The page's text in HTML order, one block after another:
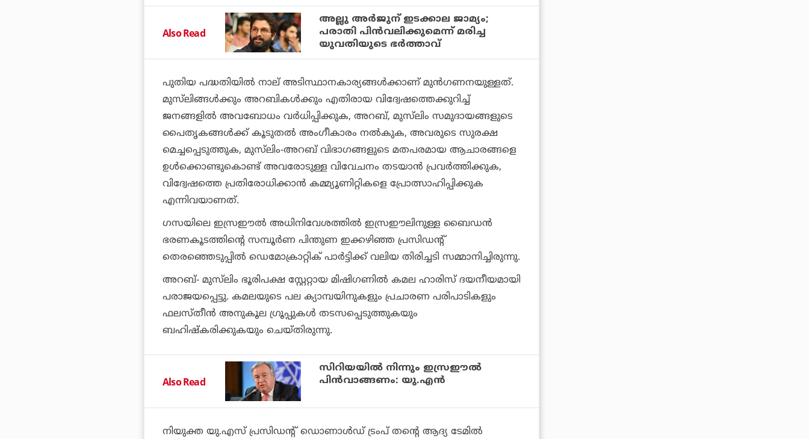
Also Read
അല്ലു അർജുന് ഇടക്കാല ജാമ്യം;
പരാതി പിൻവലിക്കുമെന്ന് മരിച്ച
യുവതിയുടെ ഭർത്താവ്
പുതിയ പദ്ധതിയില്‍ നാല് അടിസ്ഥാനകാര്യങ്ങള്‍ക്കാണ് മുന്‍ഗണനയുള്ളത്.
മുസ്‌ലിങ്ങള്‍ക്കും അറബികള്‍ക്കും എതിരായ വിദ്വേഷത്തെക്കുറിച്ച്
ജനങ്ങളില്‍ അവബോധം വര്‍ധിപ്പിക്കുക, അറബ്, മുസ്‌ലിം സമുദായങ്ങളുടെ
പൈതൃകങ്ങള്‍ക്ക് കൂടുതല്‍ അംഗീകാരം നല്‍കുക, അവരുടെ സുരക്ഷ
മെച്ചപ്പെടുത്തുക, മുസ്‌ലിം-അറബ് വിഭാഗങ്ങളുടെ മതപരമായ ആചാരങ്ങളെ
ഉള്‍ക്കൊണ്ടുകൊണ്ട് അവരോടുള്ള വിവേചനം തടയാന്‍ പ്രവര്‍ത്തിക്കുക,
വിദ്വേഷത്തെ പ്രതിരോധിക്കാന്‍ കമ്മ്യൂണിറ്റികളെ പ്രോത്സാഹിപ്പിക്കുക
എന്നിവയാണത്.
ഗസയിലെ ഇസ്രഈല്‍ അധിനിവേശത്തില്‍ ഇസ്രഈലിനുള്ള ബൈഡന്‍
ഭരണകൂടത്തിന്റെ സമ്പൂര്‍ണ പിന്തുണ ഇക്കഴിഞ്ഞ പ്രസിഡന്റ്
തെരഞ്ഞെടുപ്പില്‍ ഡെമോക്രാറ്റിക് പാര്‍ട്ടിക്ക് വലിയ തിരിച്ചടി സമ്മാനിച്ചിരുന്നു.
അറബ്- മുസ്‌ലിം ഭൂരിപക്ഷ സ്റ്റേറ്റായ മിഷിഗണില്‍ കമല ഹാരിസ് ദയനീയമായി
പരാജയപ്പെട്ടു. കമലയുടെ പല ക്യാമ്പയിനുകളും പ്രചാരണ പരിപാടികളും
ഫലസ്തീന്‍ അനുകൂല ഗ്രൂപ്പുകള്‍ തടസപ്പെടുത്തുകയും
ബഹിഷ്‌കരിക്കുകയും ചെയ്തിരുന്നു.
Also Read
സിറിയയില്‍ നിന്നും ഇസ്രഈല്‍
പിന്‍വാങ്ങണം: യു.എന്‍
നിയുക്ത യു.എസ് പ്രസിഡന്റ് ഡൊണാള്‍ഡ് ട്രംപ് തന്റെ ആദ്യ ടേമില്‍